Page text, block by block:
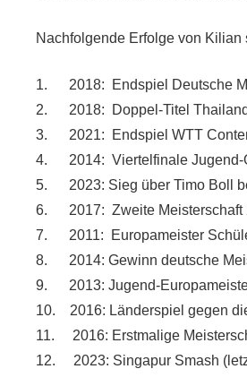
Nachfolgende Erfolge von Kilian
1. 2018:
Endspiel Deutsche
2.
2018:
Doppel-Titel
3.
2021:
Endspiel WTT
4.
2014: Viertelfinale
5.
2023: Sieg über Timo Boll
6.
2017: Zweite
7.
2011:
Europameister
8.
2014: Gewinn deutsche
9.
2013: Jugend-
10.
2016: Länderspiel gegen
11.
2016: Erstmalige
12.
2023: Singapur Smash